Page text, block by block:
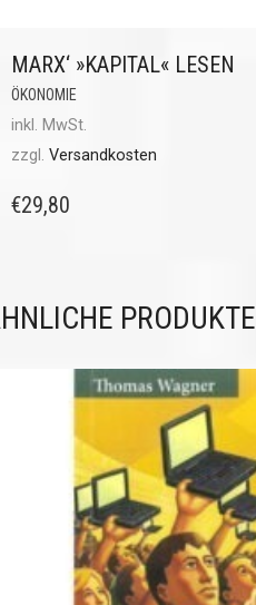
MARX‘ »KAPITAL« LESEN
ÖKONOMIE
inkl. MwSt.
zzgl. Versandkosten
€29,80
PRODUKTE